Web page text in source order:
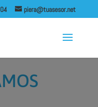
piera@tuasesor.net